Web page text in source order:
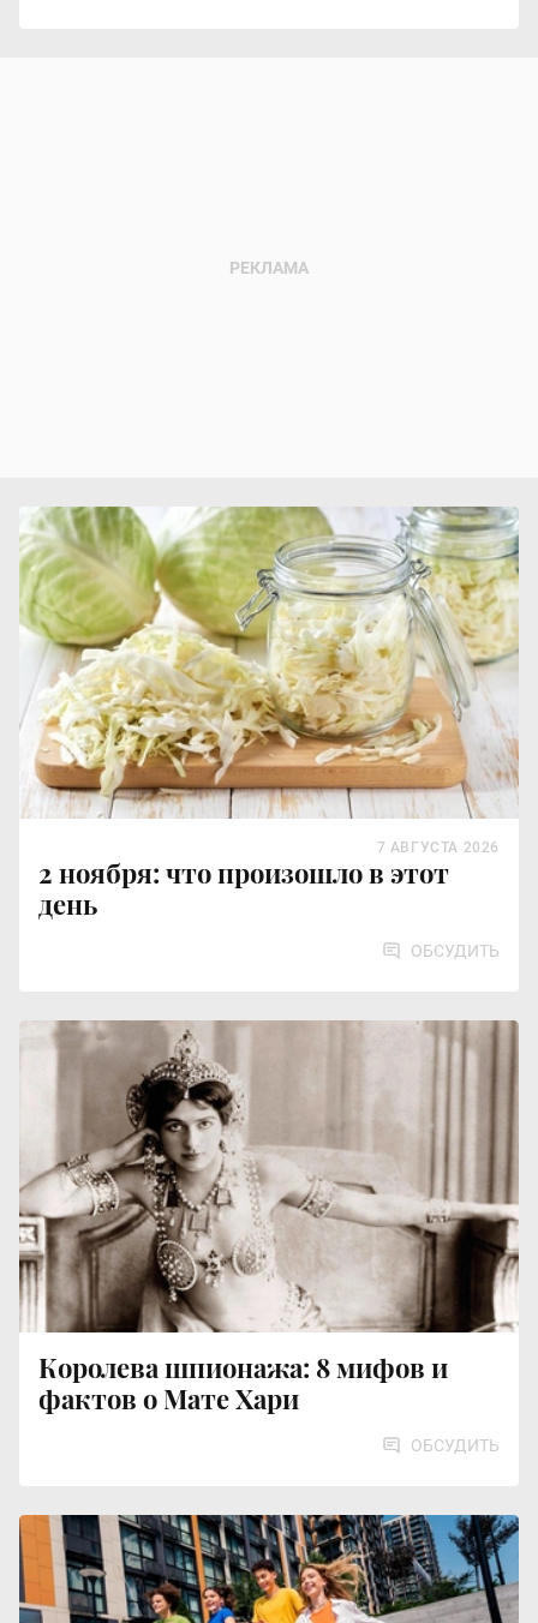
2 ноября: что произошло в этот
день
7 АВГУСТА 2026
ОБСУДИТЬ
Королева шпионажа: 8 мифов и
фактов о Мате Хари
ОБСУДИТЬ